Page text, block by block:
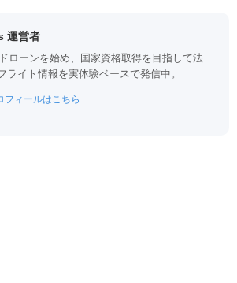
運営者
ローンを始め、国家資格取得を目指して法
ライト情報を実体験ベースで発信中。
フィールはこちら